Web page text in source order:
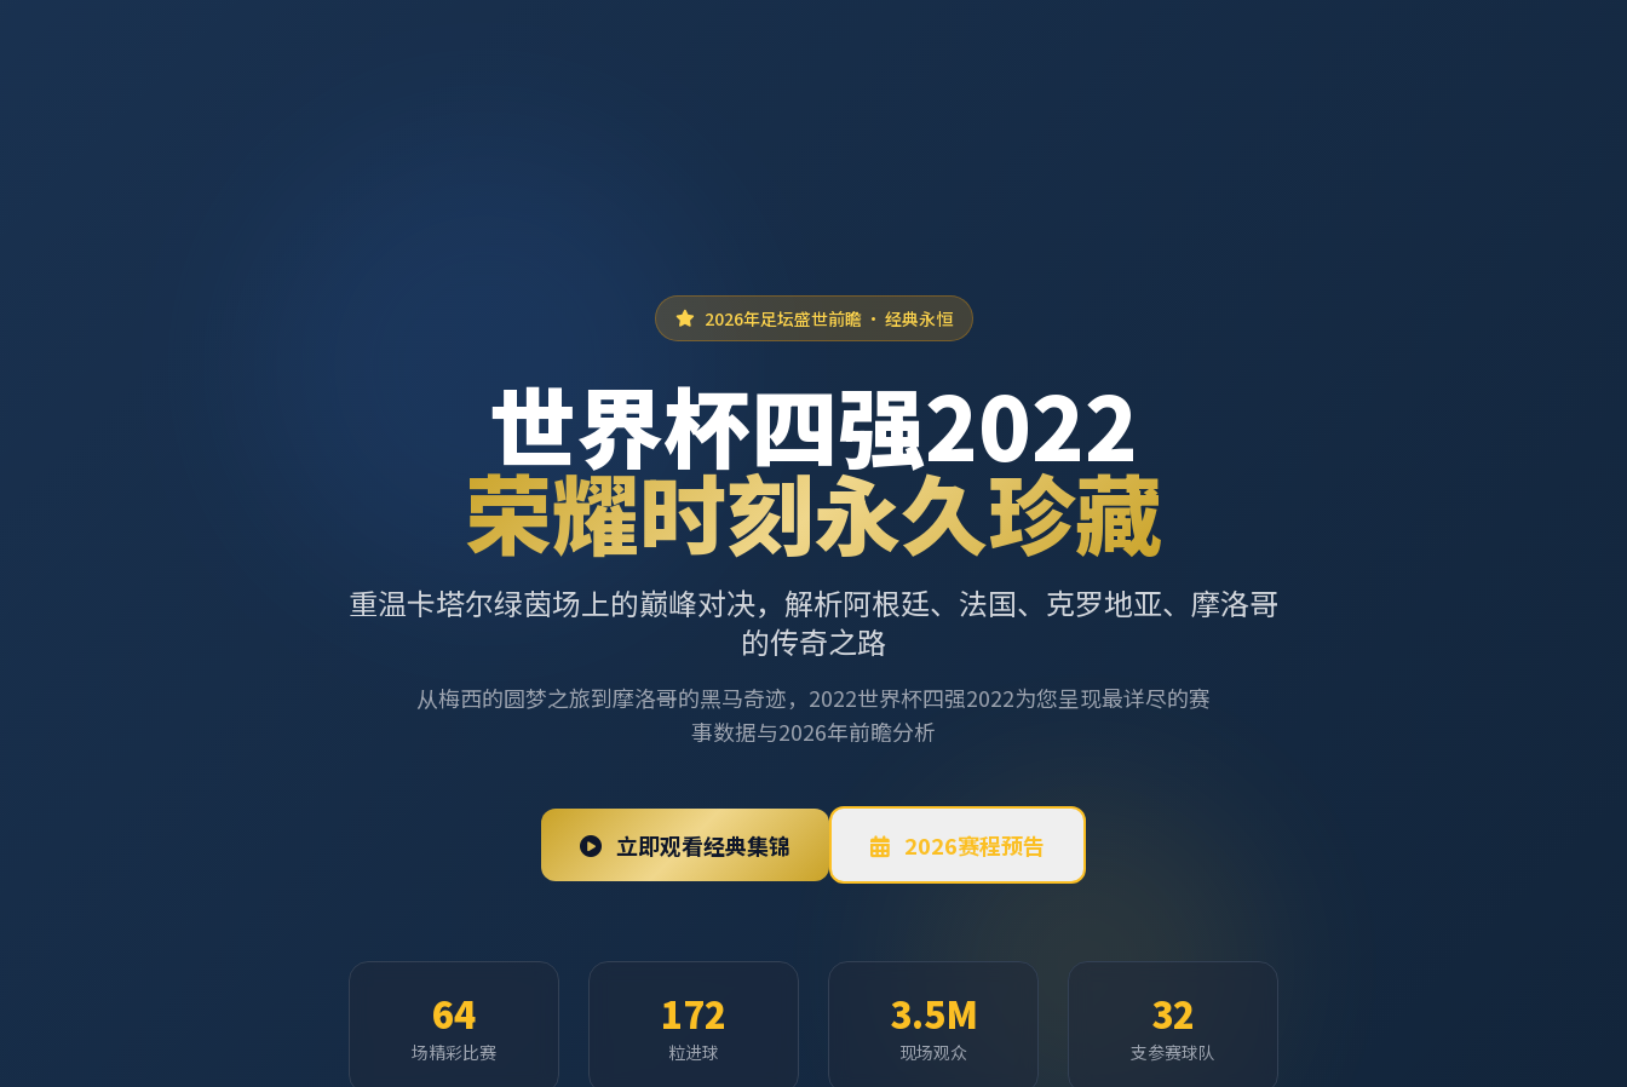
2026年足坛盛世前瞻 · 经典永恒
世界杯四强2022
荣耀时刻永久珍藏
重温卡塔尔绿茵场上的巅峰对决，解析阿根廷、法国、克罗地亚、摩洛哥
的传奇之路
从梅西的圆梦之旅到摩洛哥的黑马奇迹，2022世界杯四强2022为您呈现最详尽的赛
事数据与2026年前瞻分析
立即观看经典集锦 2026赛程预告
64
场精彩比赛
172
粒进球
3.5M
现场观众
32
支参赛球队